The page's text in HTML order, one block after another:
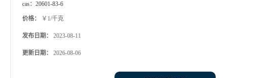
cas： 20601-83-6
价格： ￥1/千克
发布日期： 2023-08-11
更新日期： 2026-08-06